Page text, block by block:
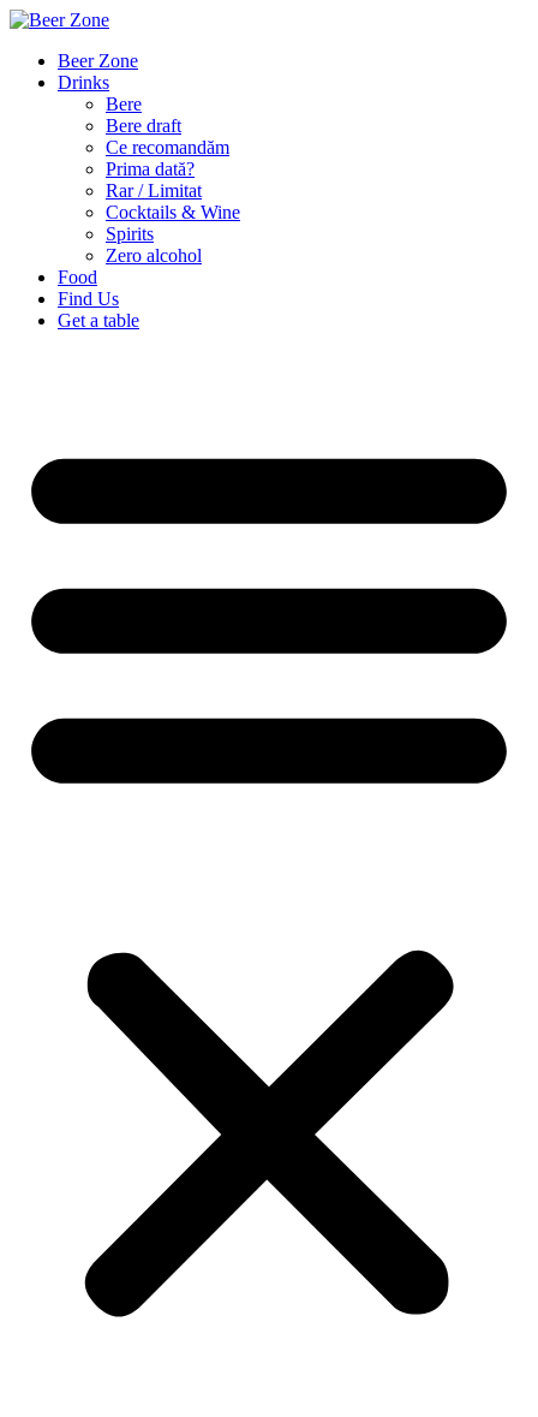
Beer Zone
Drinks
Bere
Bere draft
Ce recomandăm
Prima dată?
Rar / Limitat
Cocktails & Wine
Spirits
Zero alcohol
Food
Find Us
Get a table